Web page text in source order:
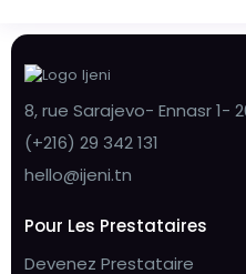
8, rue Sarajevo- Ennasr 1-
(+216) 29 342 131
hello@ijeni.tn
Pour Les Prestataires
Devenez Prestataire